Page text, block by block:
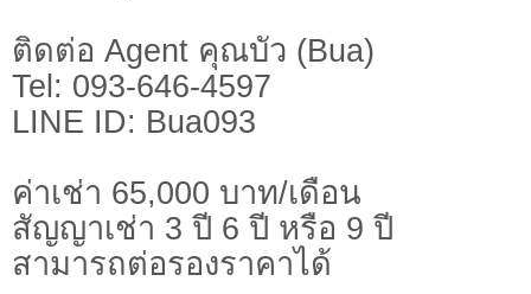
ติดต่อ Agent คุณบัว (Bua)
Tel: 093-646-4597
LINE ID: Bua093
ค่าเช่า 65,000 บาท/เดือน
สัญญาเช่า 3 ปี 6 ปี หรือ 9 ปี
สามารถต่อรองราคาได้